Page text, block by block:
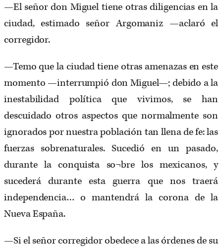
—El señor don Miguel tiene otras diligencias en la
ciudad, estimado señor Argomaniz —aclaró el
corregidor.
—Temo que la ciudad tiene otras amenazas en este
momento —interrumpió don Miguel—; debido a la
inestabilidad política que vivimos, se han
descuidado otros aspectos que normalmente son
ignorados por nuestra población tan llena de fe: las
fuerzas sobrenaturales. Sucedió en un pasado,
durante la conquista so¬bre los mexicanos, y
sucederá durante esta guerra que nos traerá
independencia… o mantendrá la corona de la
Nueva España.
—Si el señor corregidor obedece a las órdenes de su